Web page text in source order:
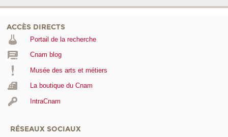
ACCÈS DIRECTS
Portail de la recherche
Cnam blog
Musée des arts et métiers
La boutique du Cnam
IntraCnam
RÉSEAUX SOCIAUX